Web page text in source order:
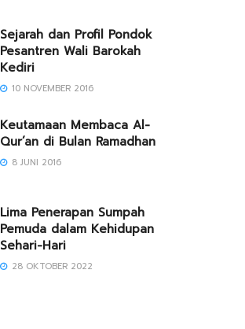
Sejarah dan Profil Pondok
Pesantren Wali Barokah
Kediri
10 NOVEMBER 2016
Keutamaan Membaca Al-
Qur’an di Bulan Ramadhan
8 JUNI 2016
Lima Penerapan Sumpah
Pemuda dalam Kehidupan
Sehari-Hari
28 OKTOBER 2022